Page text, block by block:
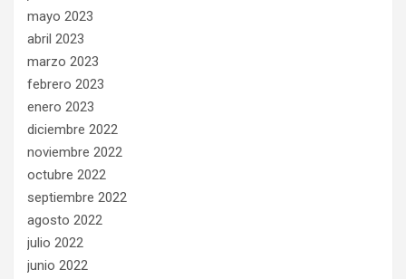
mayo 2023
abril 2023
marzo 2023
febrero 2023
enero 2023
diciembre 2022
noviembre 2022
octubre 2022
septiembre 2022
agosto 2022
julio 2022
junio 2022